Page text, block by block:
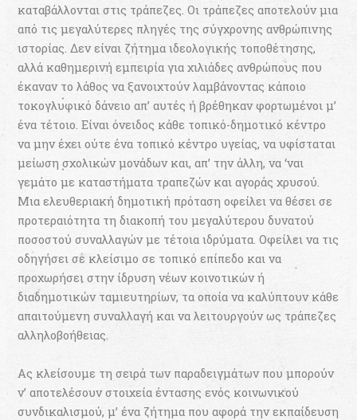
καταβάλλονται στις τράπεζες. Οι τράπεζες αποτελούν µια
από τις µεγαλύτερες πληγές της σύγχρονης ανθρώπινης
ιστορίας. Δεν είναι ζήτηµα ιδεολογικής τοποθέτησης,
αλλά καθηµερινή εµπειρία για χιλιάδες ανθρώπους που
έκαναν το λάθος να ξανοιχτούν λαµβάνοντας κάποιο
τοκογλυφικό δάνειο απ’ αυτές ή βρέθηκαν φορτωµένοι µ’
ένα τέτοιο. Είναι όνειδος κάθε τοπικό-δηµοτικό κέντρο
να µην έχει ούτε ένα τοπικό κέντρο υγείας, να υφίσταται
µείωση σχολικών µονάδων και, απ’ την άλλη, να ‘ναι
γεµάτο µε καταστήµατα τραπεζών και αγοράς χρυσού.
Μια ελευθεριακή δηµοτική πρόταση οφείλει να θέσει σε
προτεραιότητα τη διακοπή του µεγαλύτερου δυνατού
ποσοστού συναλλαγών µε τέτοια ιδρύµατα. Οφείλει να τις
οδηγήσει σε κλείσιµο σε τοπικό επίπεδο και να
προχωρήσει στην ίδρυση νέων κοινοτικών ή
διαδηµοτικών ταµιευτηρίων, τα οποία να καλύπτουν κάθε
απαιτούµενη συναλλαγή και να λειτουργούν ως τράπεζες
αλληλοβοήθειας.
Ας κλείσουµε τη σειρά των παραδειγµάτων που µπορούν
ν’ αποτελέσουν στοιχεία έντασης ενός κοινωνικού
συνδικαλισµού, µ’ ένα ζήτηµα που αφορά την εκπαίδευση